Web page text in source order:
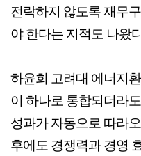
전락하지 않도록 재무
야 한다는 지적도 나왔
하윤희 고려대 에너지
이 하나로 통합되더라
성과가 자동으로 따라
후에도 경쟁력과 경영